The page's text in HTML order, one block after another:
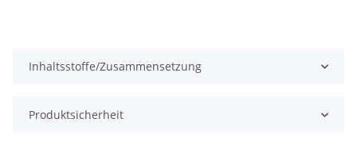
Inhaltsstoffe/Zusammensetzung
Produktsicherheit